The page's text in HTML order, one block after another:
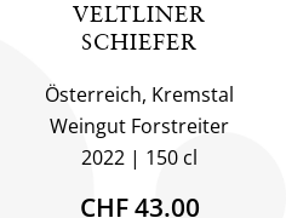
VELTLINER
SCHIEFER
Österreich, Kremstal
Weingut Forstreiter
2022
150 cl
CHF 43.00